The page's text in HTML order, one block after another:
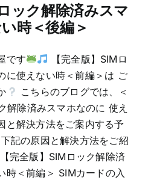
ック解除済みスマ
時＜後編＞
です
【完全版】SIMロ
に使えない時＜前編＞は ご
こちらのブログでは、＜
解除済みスマホなのに 使え
と解決方法をご案内する予
記の原因と解決方法をご紹
完全版】SIMロック解除済
時＜前編＞ SIMカードの入